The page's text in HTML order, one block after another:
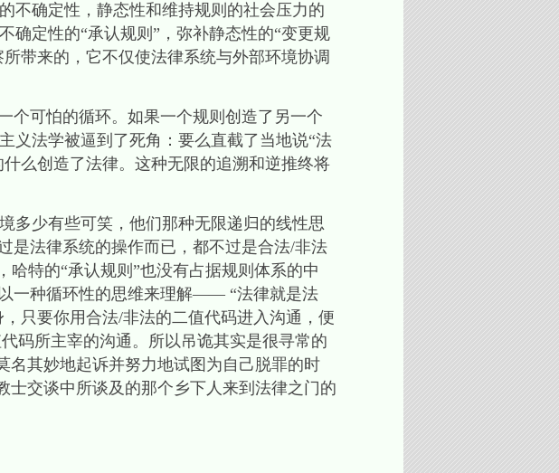
不确定性，静态性和维持规则的社会压力的
确定性的“承认规则”，弥补静态性的“变更规
带来的，它不仅使法律系统与外部环境协调
个可怕的循环。如果一个规则创造了另一个
义法学被逼到了死角：要么直截了当地说“法
么创造了法律。这种无限的追溯和逆推终将
多少有些可笑，他们那种无限递归的线性思
是法律系统的操作而已，都不过是合法/非法
哈特的“承认规则”也没有占据规则体系的中
一种循环性的思维来理解—— “法律就是法
只要你用合法/非法的二值代码进入沟通，便
码所主宰的沟通。所以吊诡其实是很寻常的
其妙地起诉并努力地试图为自己脱罪的时
交谈中所谈及的那个乡下人来到法律之门的